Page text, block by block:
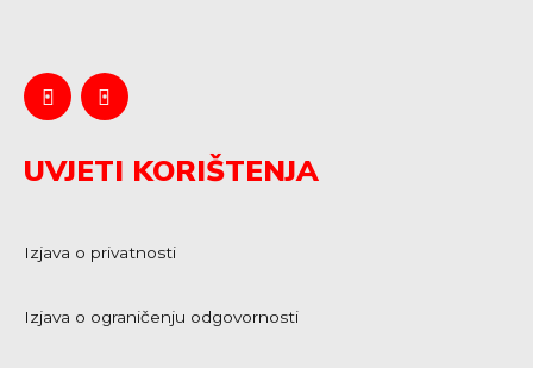
UVJETI KORIŠTENJA
Izjava o privatnosti
Izjava o ograničenju odgovornosti